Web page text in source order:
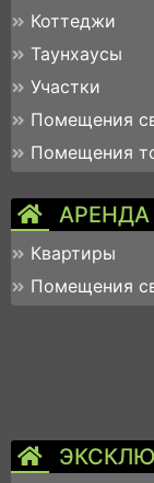
Коттеджи
Таунхаусы
Участки
Помещения
АРЕНДА
Квартиры